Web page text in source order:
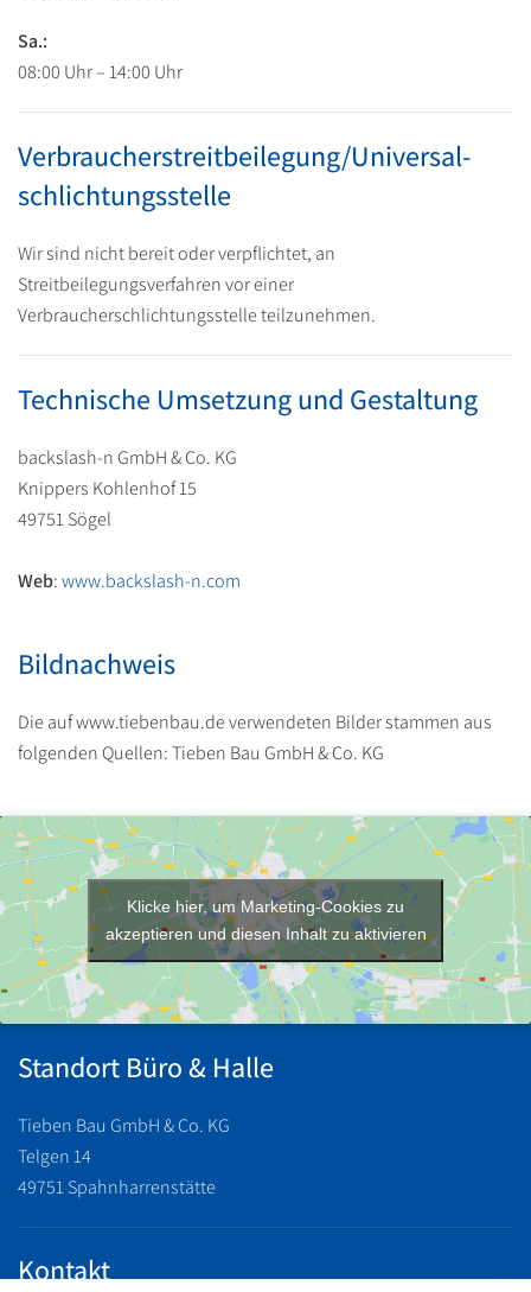
Sa.:
08:00 Uhr – 14:00 Uhr
Verbraucher­streit­beilegung/Universal­
schlichtungs­stelle
Wir sind nicht bereit oder verpflichtet, an
Streitbeilegungsverfahren vor einer
Verbraucherschlichtungsstelle teilzunehmen.
Technische Umsetzung und Gestaltung
backslash-n GmbH & Co. KG
Knippers Kohlenhof 15
49751 Sögel
Web:www.backslash-n.com
Bildnachweis
Die auf www.tiebenbau.de verwendeten Bilder stammen aus
folgenden Quellen: Tieben Bau GmbH & Co. KG
Klicke hier, um Marketing-Cookies zu
akzeptieren und diesen Inhalt zu aktivieren
Standort Büro & Halle
Tieben Bau GmbH & Co. KG
Telgen 14
49751 Spahnharrenstätte
Kontakt